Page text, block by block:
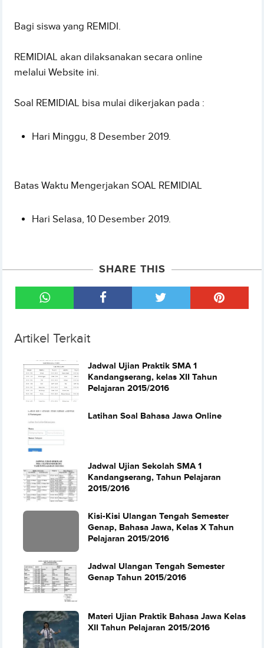
Bagi siswa yang REMIDI.
REMIDIAL akan dilaksanakan secara online
melalui Website ini.
Soal REMIDIAL bisa mulai dikerjakan pada :
Hari Minggu, 8 Desember 2019.
Batas Waktu Mengerjakan SOAL REMIDIAL
Hari Selasa, 10 Desember 2019.
SHARE THIS
Artikel Terkait
Jadwal Ujian Praktik SMA 1
Kandangserang, kelas XII Tahun
Pelajaran 2015/2016
Latihan Soal Bahasa Jawa Online
Jadwal Ujian Sekolah SMA 1
Kandangserang, Tahun Pelajaran
2015/2016
Kisi-Kisi Ulangan Tengah Semester
Genap, Bahasa Jawa, Kelas X Tahun
Pelajaran 2015/2016
Jadwal Ulangan Tengah Semester
Genap Tahun 2015/2016
Materi Ujian Praktik Bahasa Jawa Kelas
XII Tahun Pelajaran 2015/2016